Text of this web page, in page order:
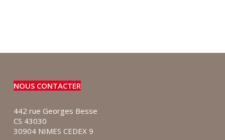
NOUS CONTACTER
442 rue Georges Besse
CS 43030
30904 NIMES CEDEX 9